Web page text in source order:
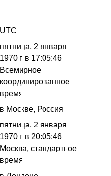
UTC
пятница, 2 января
1970 г. в 17:05:46
Всемирное
координированное
время
в Москве, Россия
пятница, 2 января
1970 г. в 20:05:46
Москва, стандартное
время